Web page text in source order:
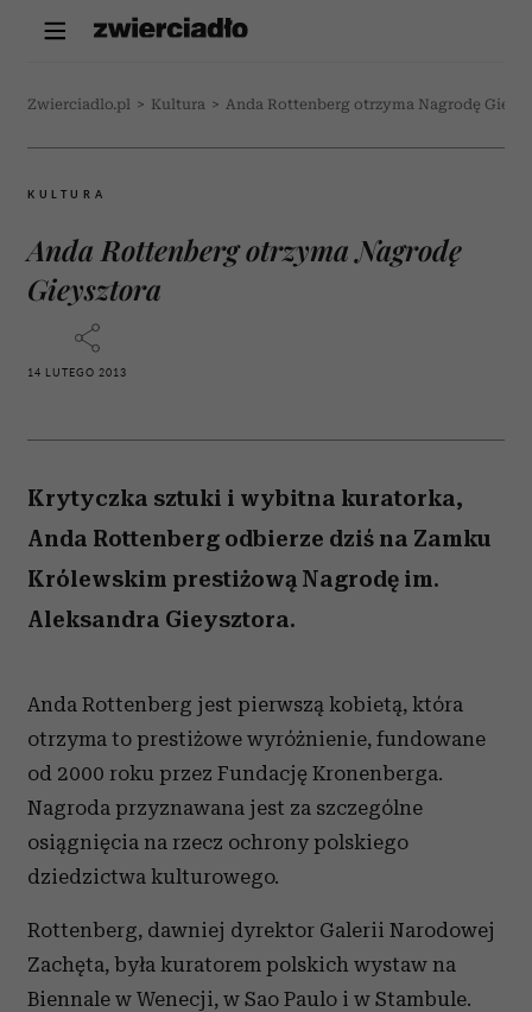
Zwierciadlo.pl > Kultura > Anda Rottenberg otrzyma Nagrodę
KULTURA
Anda Rottenberg otrzyma Nagrodę
Gieysztora
14 LUTEGO 2013
Krytyczka sztuki i wybitna kuratorka,
Anda Rottenberg odbierze dziś na Zamku
Królewskim prestiżową Nagrodę im.
Aleksandra Gieysztora.
Anda Rottenberg jest pierwszą kobietą, która
otrzyma to prestiżowe wyróżnienie, fundowane
od 2000 roku przez Fundację Kronenberga.
Nagroda przyznawana jest za szczególne
osiągnięcia na rzecz ochrony polskiego
dziedzictwa kulturowego.
Rottenberg, dawniej dyrektor Galerii Narodowej
Zachęta, była kuratorem polskich wystaw na
Biennale w Wenecji, w Sao Paulo i w Stambule.